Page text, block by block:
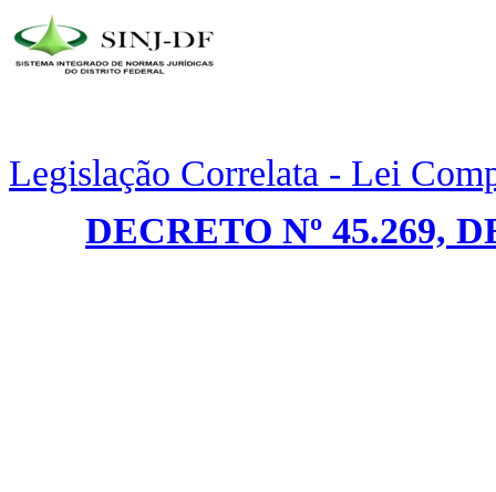
Legislação Correlata - Lei
DECRETO Nº 45.269,